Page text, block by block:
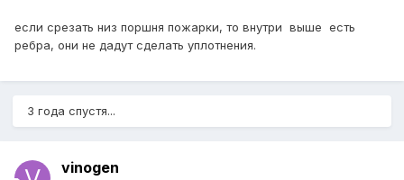
если срезать низ поршня пожарки, то внутри выше есть
ребра, они не дадут сделать уплотнения.
3 года спустя...
vinogen